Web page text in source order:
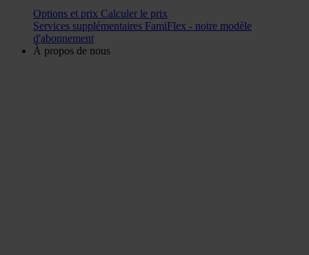
Options et prix Calculer le prix
Services supplémentaires FamiFlex - notre modèle
d'abonnement
À propos de nous